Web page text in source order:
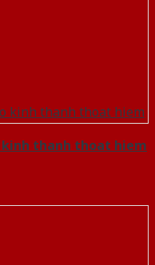
kinh thanh thoat hiem